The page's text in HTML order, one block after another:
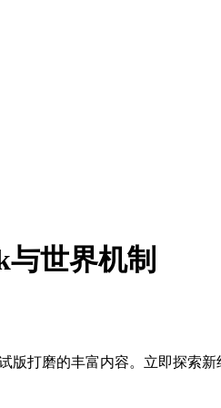
与世界机制
版打磨的丰富内容。立即探索